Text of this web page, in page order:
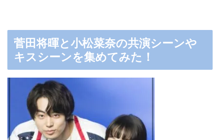
菅田将暉と小松菜奈の共演シーンや
キスシーンを集めてみた！